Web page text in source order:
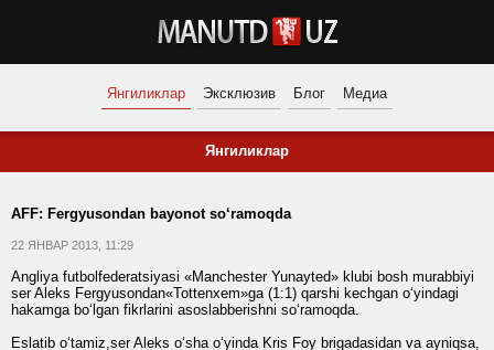
Янгиликлар Эксклюзив Блог Медиа
Янгиликлар
AFF: Fergyusondan bayonot so‘ramoqda
22 ЯНВАР 2013, 11:29
Angliya futbolfederatsiyasi «Manchester Yunayted» klubi bosh murabbiyi
ser Aleks Fergyusondan«Tottenxem»ga (1:1) qarshi kechgan o‘yindagi
hakamga bo‘lgan fikrlarini asoslabberishni so‘ramoqda.
Eslatib o‘tamiz,ser Aleks o‘sha o‘yinda Kris Foy brigadasidan va ayniqsa,